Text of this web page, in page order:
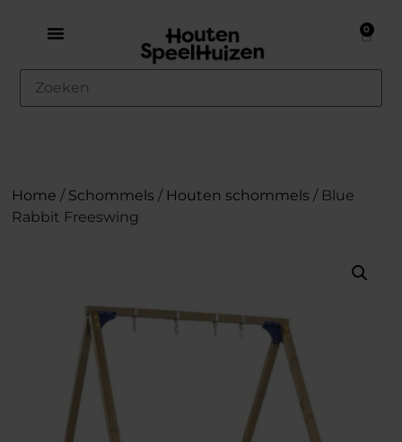
0
Home / Schommels / Houten schommels / Blue
Rabbit Freeswing